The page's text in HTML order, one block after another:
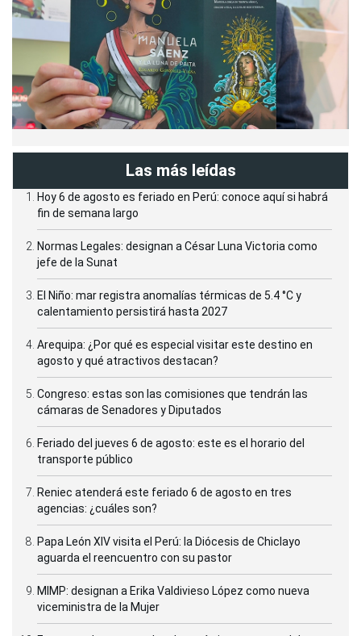
Las más leídas
Hoy 6 de agosto es feriado en Perú: conoce aquí si habrá
fin de semana largo
Normas Legales: designan a César Luna Victoria como
jefe de la Sunat
El Niño: mar registra anomalías térmicas de 5.4 °C y
calentamiento persistirá hasta 2027
Arequipa: ¿Por qué es especial visitar este destino en
agosto y qué atractivos destacan?
Congreso: estas son las comisiones que tendrán las
cámaras de Senadores y Diputados
Feriado del jueves 6 de agosto: este es el horario del
transporte público
Reniec atenderá este feriado 6 de agosto en tres
agencias: ¿cuáles son?
Papa León XIV visita el Perú: la Diócesis de Chiclayo
aguarda el reencuentro con su pastor
MIMP: designan a Erika Valdivieso López como nueva
viceministra de la Mujer